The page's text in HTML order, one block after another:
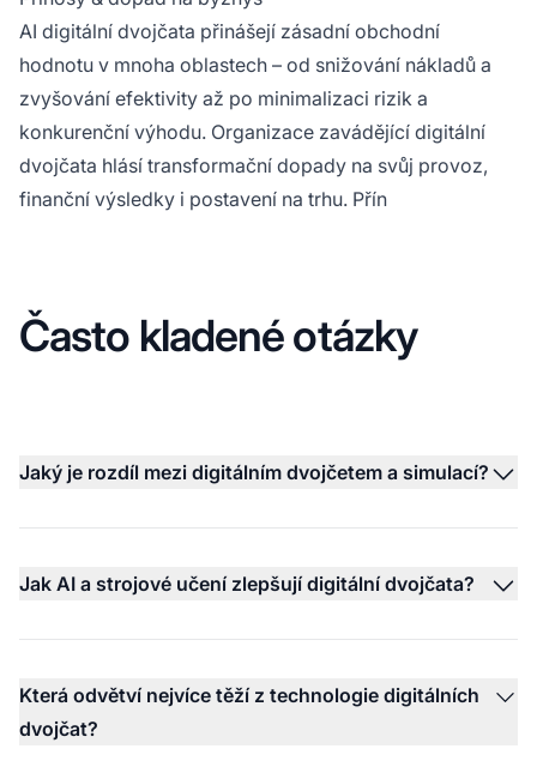
AI digitální dvojčata přinášejí zásadní obchodní
hodnotu v mnoha oblastech – od snižování nákladů a
zvyšování efektivity až po minimalizaci rizik a
konkurenční výhodu. Organizace zavádějící digitální
dvojčata hlásí transformační dopady na svůj provoz,
finanční výsledky i postavení na trhu. Přín
Často kladené otázky
Jaký je rozdíl mezi digitálním dvojčetem a simulací?
Jak AI a strojové učení zlepšují digitální dvojčata?
Která odvětví nejvíce těží z technologie digitálních
dvojčat?